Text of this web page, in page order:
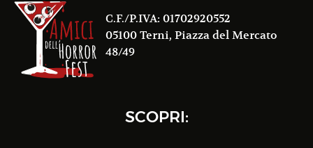
C.F./P.IVA: 01702920552
05100 Terni, Piazza del Mercato
48/49
SCOPRI: